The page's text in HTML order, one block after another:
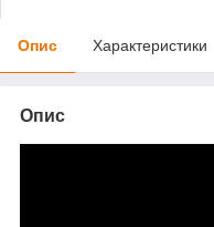
Опис Характеристики
Опис